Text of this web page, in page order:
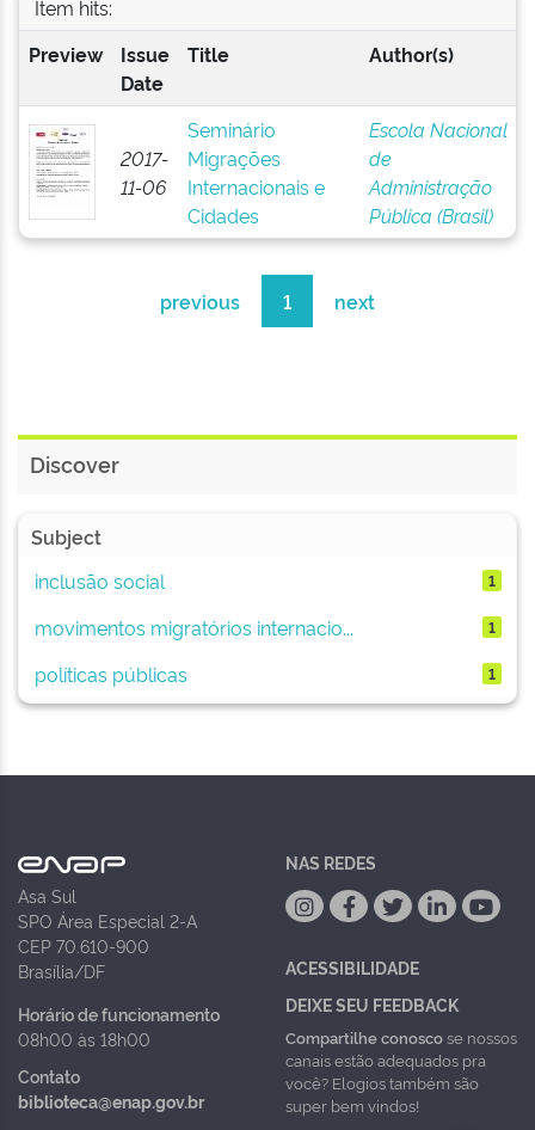
Item hits:
Preview
Issue
Date
Title Author(s)
2017-
11-06
Seminário
Migrações
Internacionais e
Cidades
Escola Nacional
de
Administração
Pública (Brasil)
previous 1 next
Discover
Subject
inclusão social
1
movimentos migratórios internacio... 1
políticas públicas 1
Asa Sul
SPO Área Especial 2-A
CEP 70.610-900
Brasília/DF
Horário de funcionamento
08h00 às 18h00
Contato
biblioteca@enap.gov.br
NAS REDES
ACESSIBILIDADE
DEIXE SEU FEEDBACK
Compartilhe conoscose nossos
canais estão adequados pra
você? Elogios também são
super bem vindos!